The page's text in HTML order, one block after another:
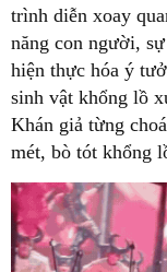
trình diễn xoay
năng con người,
hiện thực hóa ý
sinh vật khổng lồ
Khán giả từng
mét, bò tót khổng